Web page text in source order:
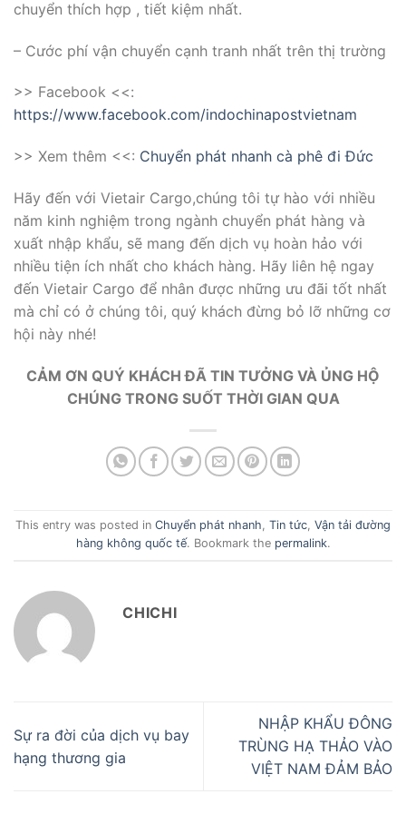
chuyển thích hợp , tiết kiệm nhất.
– Cước phí vận chuyển cạnh tranh nhất trên thị trường
>> Facebook <<:
https://www.facebook.com/indochinapostvietnam
>> Xem thêm <<: Chuyển phát nhanh cà phê đi Đức
Hãy đến với Vietair Cargo,chúng tôi tự hào với nhiều
năm kinh nghiệm trong ngành chuyển phát hàng và
xuất nhập khẩu, sẽ mang đến dịch vụ hoàn hảo với
nhiều tiện ích nhất cho khách hàng. Hãy liên hệ ngay
đến Vietair Cargo để nhân được những ưu đãi tốt nhất
mà chỉ có ở chúng tôi, quý khách đừng bỏ lỡ những cơ
hội này nhé!
CẢM ƠN QUÝ KHÁCH ĐÃ TIN TƯỞNG VÀ ỦNG HỘ
CHÚNG TRONG SUỐT THỜI GIAN QUA
This entry was posted in Chuyển phát nhanh, Tin tức, Vận tải đường
hàng không quốc tế. Bookmark the permalink.
CHICHI
Sự ra đời của dịch vụ bay
hạng thương gia
NHẬP KHẨU ĐÔNG
TRÙNG HẠ THẢO VÀO
VIỆT NAM ĐẢM BẢO